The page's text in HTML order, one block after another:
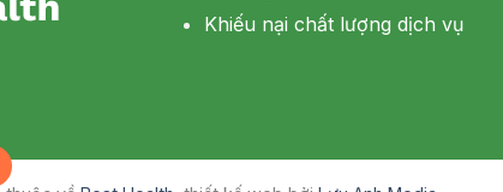
Khiếu nại chất lượng dịch vụ